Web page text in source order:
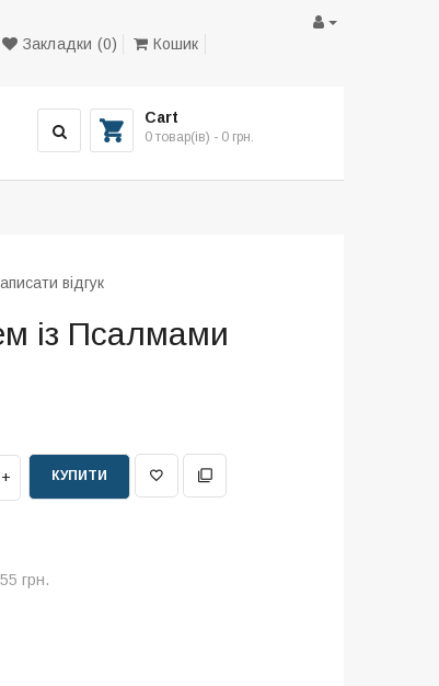
Закладки (0)
Кошик
Cart
0 товар(ів) - 0 грн.
відгук
із Псалмами
КУПИТИ
грн.